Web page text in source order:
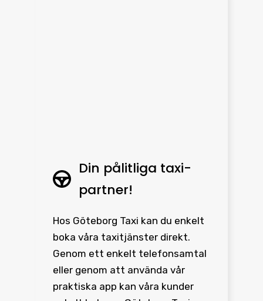
Din pålitliga taxi-
partner!
Hos Göteborg Taxi kan du enkelt
boka våra taxitjänster direkt.
Genom ett enkelt telefonsamtal
eller genom att använda vår
praktiska app kan våra kunder